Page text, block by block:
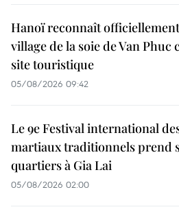
Hanoï reconnaît
village de la soie de Van Phuc
site touristique
05/08/2026 09:42
Le 9e Festival international
martiaux traditionnels prend
quartiers à Gia Lai
05/08/2026 02:00